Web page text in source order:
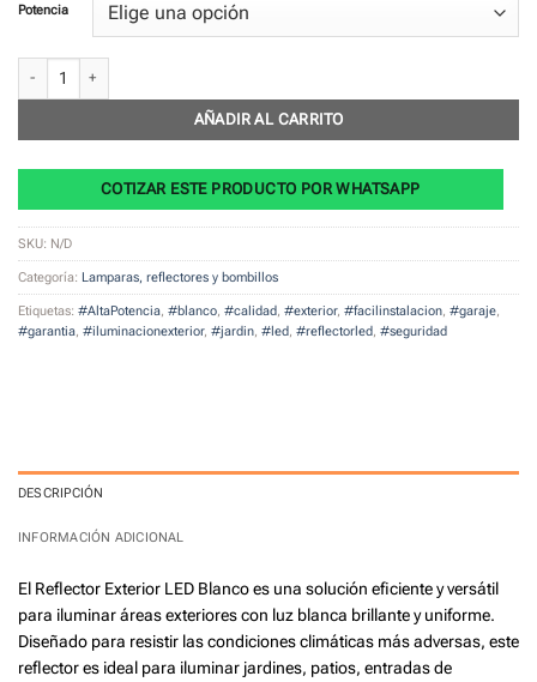
Potencia
AÑADIR AL CARRITO
COTIZAR ESTE PRODUCTO POR WHATSAPP
SKU: N/D
Categoría: Lamparas, reflectores y bombillos
Etiquetas: #AltaPotencia, #blanco, #calidad, #exterior, #facilinstalacion, #garaje,
#garantia, #iluminacionexterior, #jardin, #led, #reflectorled, #seguridad
DESCRIPCIÓN
INFORMACIÓN ADICIONAL
El Reflector Exterior LED Blanco es una solución eficiente y versátil
para iluminar áreas exteriores con luz blanca brillante y uniforme.
Diseñado para resistir las condiciones climáticas más adversas, este
reflector es ideal para iluminar jardines, patios, entradas de